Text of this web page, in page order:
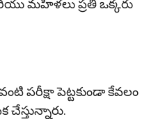
మహిళలు ప్రతి ఒక్కరు
పరీక్షా పెట్టకుండా కేవలం